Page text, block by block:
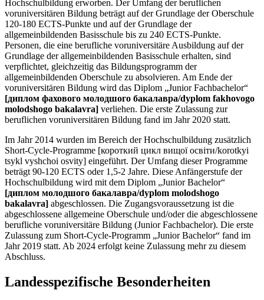
Hochschulbildung erworben. Der Umfang der beruflichen
voruniversitären Bildung beträgt auf der Grundlage der Oberschule
120-180 ECTS-Punkte und auf der Grundlage der
allgemeinbildenden Basisschule bis zu 240 ECTS-Punkte.
Personen, die eine berufliche voruniversitäre Ausbildung auf der
Grundlage der allgemeinbildenden Basisschule erhalten, sind
verpflichtet, gleichzeitig das Bildungsprogramm der
allgemeinbildenden Oberschule zu absolvieren. Am Ende der
voruniversitären Bildung wird das Diplom „Junior Fachbachelor“
[диплом фахового молодшого бакалавра/dyplom fakhovogo
molodshogo bakalavra] verliehen. Die erste Zulassung zur
beruflichen voruniversitären Bildung fand im Jahr 2020 statt.
Im Jahr 2014 wurden im Bereich der Hochschulbildung zusätzlich
Short-Cycle-Programme [короткий цикл вищої освіти/korotkyi
tsykl vyshchoi osvity] eingeführt. Der Umfang dieser Programme
beträgt 90-120 ECTS oder 1,5-2 Jahre. Diese Anfängerstufe der
Hochschulbildung wird mit dem Diplom „Junior Bachelor“
[диплом молодшого бакалавра/dyplom molodshogo
bakalavra] abgeschlossen. Die Zugangsvoraussetzung ist die
abgeschlossene allgemeine Oberschule und/oder die abgeschlossene
berufliche voruniversitäre Bildung (Junior Fachbachelor). Die erste
Zulassung zum Short-Cycle-Programm „Junior Bachelor“ fand im
Jahr 2019 statt. Ab 2024 erfolgt keine Zulassung mehr zu diesem
Abschluss.
Landesspezifische Besonderheiten